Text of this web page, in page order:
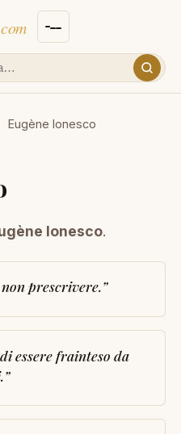
Eugène Ionesco
Ionesco.
prescrivere.”
essere frainteso da
”